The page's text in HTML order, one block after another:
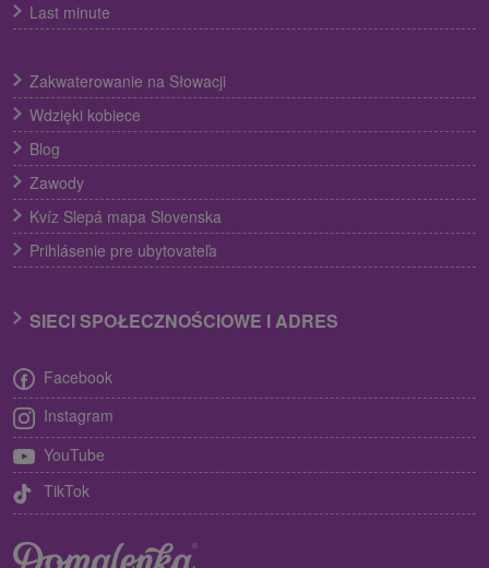
Last minute
Zakwaterowanie na Słowacji
Wdzięki kobiece
Blog
Zawody
Kvíz Slepá mapa Slovenska
Prihlásenie pre ubytovateľa
SIECI SPOŁECZNOŚCIOWE I ADRES
Facebook
Instagram
YouTube
TikTok